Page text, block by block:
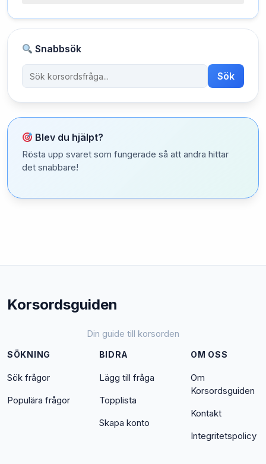
Snabbsök
Sök
Blev du hjälpt?
Rösta upp svaret som fungerade så att andra hittar
det snabbare!
Korsordsguiden
Din guide till korsorden
SÖKNING
Sök frågor
Populära frågor
BIDRA
Lägg till fråga
Topplista
Skapa konto
OM OSS
Om
Korsordsguiden
Kontakt
Integritetspolicy